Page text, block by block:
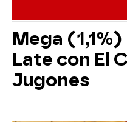
Mega
Late con El
Jugones